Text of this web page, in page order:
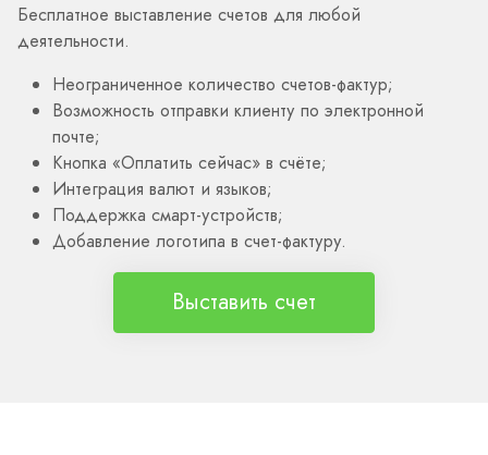
Бесплатное выставление счетов для любой
деятельности.
Неограниченное количество счетов-фактур;
Возможность отправки клиенту по электронной
почте;
Кнопка «Оплатить сейчас» в счёте;
Интеграция валют и языков;
Поддержка смарт-устройств;
Добавление логотипа в счет-фактуру.
Выставить счет